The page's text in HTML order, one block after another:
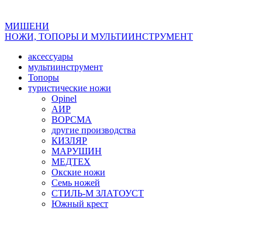
МИШЕНИ
НОЖИ, ТОПОРЫ И МУЛЬТИИНСТРУМЕНТ
аксессуары
мультиинструмент
Топоры
туристические ножи
Opinel
АИР
ВОРСМА
другие производства
КИЗЛЯР
МАРУШИН
МЕДТЕХ
Окские ножи
Семь ножей
СТИЛЬ-М ЗЛАТОУСТ
Южный крест